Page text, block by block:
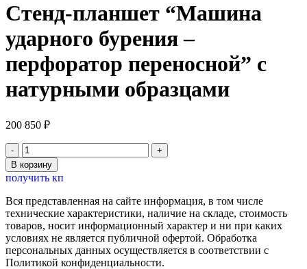
Стенд-планшет “Машина
ударного бурения –
перфоратор переносной” с
натурными образцами
200 850 ₽
Количество
товара
Стенд-
планшет
"Машина
ударного
бурения
-
перфоратор
переносной"
В корзину
получить кп
Вся представленная на сайте информация, в том числе
технические характеристики, наличие на складе, стоимость
товаров, носит информационный характер и ни при каких
условиях не является публичной офертой. Обработка
персональных данных осуществляется в соответствии с
Политикой конфиденциальности.